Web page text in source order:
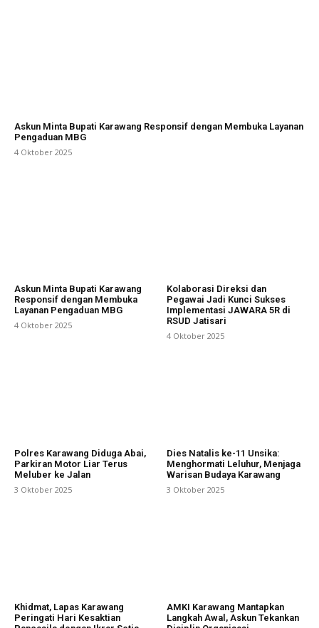
Askun Minta Bupati Karawang Responsif dengan Membuka Layanan
Pengaduan MBG
4 Oktober 2025
Askun Minta Bupati Karawang
Responsif dengan Membuka
Layanan Pengaduan MBG
4 Oktober 2025
Kolaborasi Direksi dan
Pegawai Jadi Kunci Sukses
Implementasi JAWARA 5R di
RSUD Jatisari
4 Oktober 2025
Polres Karawang Diduga Abai,
Parkiran Motor Liar Terus
Meluber ke Jalan
3 Oktober 2025
Dies Natalis ke-11 Unsika:
Menghormati Leluhur, Menjaga
Warisan Budaya Karawang
3 Oktober 2025
Khidmat, Lapas Karawang
Peringati Hari Kesaktian
AMKI Karawang Mantapkan
Langkah Awal, Askun Tekankan